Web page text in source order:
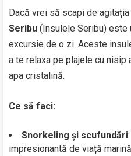
Dacă vrei să scapi de
Seribu (Insulele Seribu) este
excursie de o zi. Aceste
a te relaxa pe plajele cu nisip
apa cristalină.
Ce să faci:
Snorkeling și scufundări
impresionantă de viață